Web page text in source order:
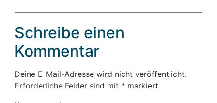
Schreibe einen
Kommentar
Deine E-Mail-Adresse wird nicht veröffentlicht.
Erforderliche Felder sind mit * markiert